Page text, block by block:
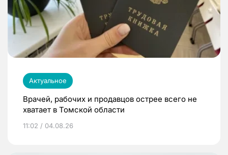
Актуальное
Врачей, рабочих и продавцов острее всего не
хватает в Томской области
11:02 / 04.08.26